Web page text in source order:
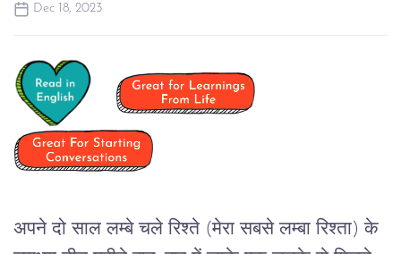
Dec 18, 2023
अपने दो साल लम्बे चले रिश्ते (मेरा सबसे लम्बा रिश्ता) के